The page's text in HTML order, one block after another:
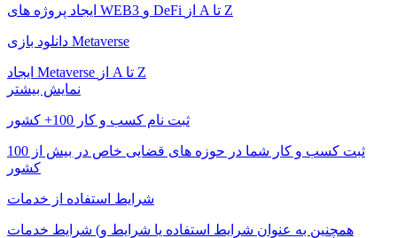
ایجاد پروژه های WEB3 و DeFi از A تا Z
دانلود بازی Metaverse
ایجاد Metaverse از A تا Z
نمایش بیشتر
ثبت نام کسب و کار 100+ کشور
ثبت کسب و کار شما در حوزه های قضایی خاص در بیش از 100
کشور
شرایط استفاده از خدمات
شرایط خدمات (همچنین به عنوان شرایط استفاده یا شرایط و